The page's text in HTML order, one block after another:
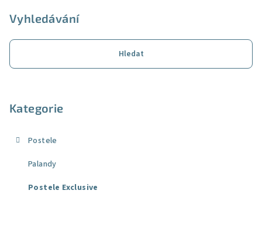
Vyhledávání
Hledat
Kategorie
Postele
Palandy
Postele Exclusive